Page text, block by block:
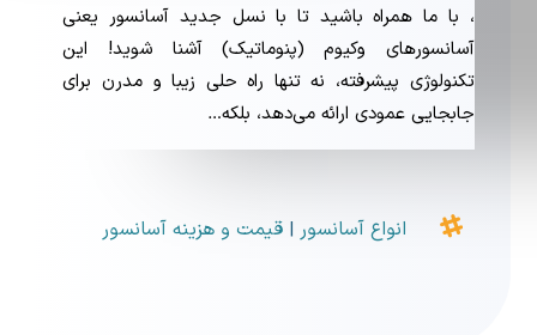
، با ما همراه باشید تا با نسل جدید آسانسور یعنی
آسانسورهای وکیوم (پنوماتیک) آشنا شوید! این
تکنولوژی پیشرفته، نه تنها راه حلی زیبا و مدرن برای
جابجایی عمودی ارائه می‌دهد، بلکه…
 انواع آسانسور |قیمت و هزینه آسانسور